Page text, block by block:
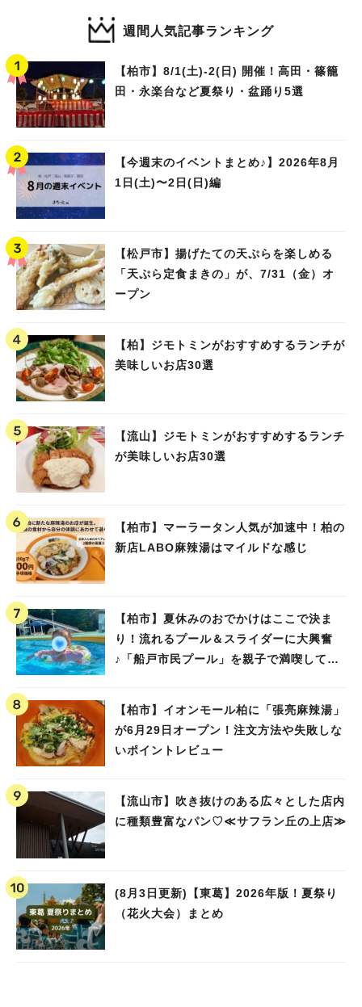
週間人気記事ランキング
【柏市】8/1(土)‐2(日) 開催！高田・篠籠
田・永楽台など夏祭り・盆踊り5選
【今週末のイベントまとめ♪】2026年8月
1日(土)〜2日(日)編
【松戸市】揚げたての天ぷらを楽しめる
「天ぷら定食まきの」が、7/31（金）オ
ープン
【柏】ジモトミンがおすすめするランチが
美味しいお店30選
【流山】ジモトミンがおすすめするランチ
が美味しいお店30選
【柏市】マーラータン人気が加速中！柏の
新店LABO麻辣湯はマイルドな感じ
【柏市】夏休みのおでかけはここで決ま
り！流れるプール＆スライダーに大興奮
♪「船戸市民プール」を親子で満喫してき
【柏市】イオンモール柏に「張亮麻辣湯」
が6月29日オープン！注文方法や失敗しな
いポイントレビュー
【流山市】吹き抜けのある広々とした店内
に種類豊富なパン♡≪サフラン丘の上店≫
(8月3日更新)【東葛】2026年版！夏祭り
（花火大会）まとめ